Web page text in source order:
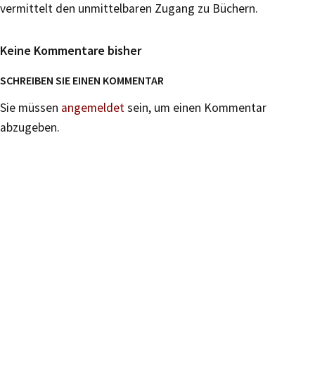
vermittelt den unmittelbaren Zugang zu Büchern.
Keine Kommentare bisher
SCHREIBEN SIE EINEN KOMMENTAR
Sie müssen angemeldetsein, um einen Kommentar
abzugeben.